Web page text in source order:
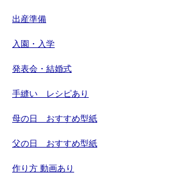
出産準備
入園・入学
発表会・結婚式
手縫い レシピあり
母の日 おすすめ型紙
父の日 おすすめ型紙
作り方 動画あり